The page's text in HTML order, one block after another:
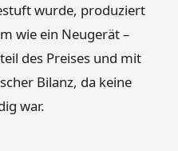
wurde, produziert
wie ein Neugerät –
des Preises und mit
Bilanz, da keine
war.